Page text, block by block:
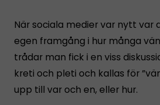
När sociala medier var nytt
egen framgång i hur många
trådar man fick i en viss
kreti och pleti och kallas för
upp till var och en, eller hur.